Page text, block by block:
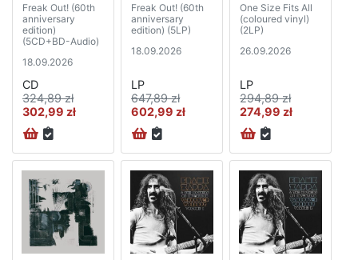
Freak Out! (60th
anniversary
edition)
(5CD+BD-Audio)
18.09.2026
CD
324,89 zł
302,99 zł
Freak Out! (60th
anniversary
edition) (5LP)
18.09.2026
LP
647,89 zł
602,99 zł
One Size Fits All
(coloured vinyl)
(2LP)
26.09.2026
LP
294,89 zł
274,99 zł